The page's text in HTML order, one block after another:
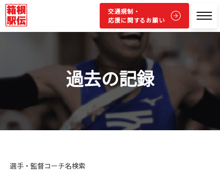
交通規制・
応援に関するお願い
過去の記録
選手・監督コーチ名検索